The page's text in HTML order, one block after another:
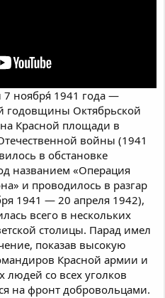
ноября́ 1941 года —
годовщины Октябрьской
Красной площади в
войны (1941
в обстановке
названием «Операция
и проводилось в разгар
1941 — 20 апреля 1942),
всего в нескольких
столицы. Парад имел
показав высокую
Красной армии и
со всех уголков
на фронт добровольцами.